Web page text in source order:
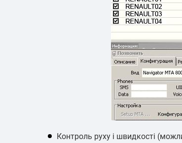
Контроль руху і швидкості